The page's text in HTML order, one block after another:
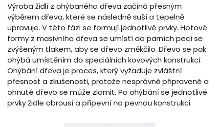
Výroba židlí z ohýbaného dřeva začíná přesným
výběrem dřeva, které se následně suší a tepelně
upravuje. V této fázi se formují jednotlivé prvky. Hotové
formy z masivního dřeva se umístí do parních pecí se
zvýšeným tlakem, aby se dřevo změkčilo. Dřevo se pak
ohýbá umístěním do speciálních kovových konstrukcí.
Ohýbání dřeva je proces, který vyžaduje zvláštní
přesnost a zkušenosti, protože nesprávně připravené a
ohnuté dřevo se může zlomit. Po ohýbání se jednotlivé
prvky židle obrousí a připevní na pevnou konstrukci.